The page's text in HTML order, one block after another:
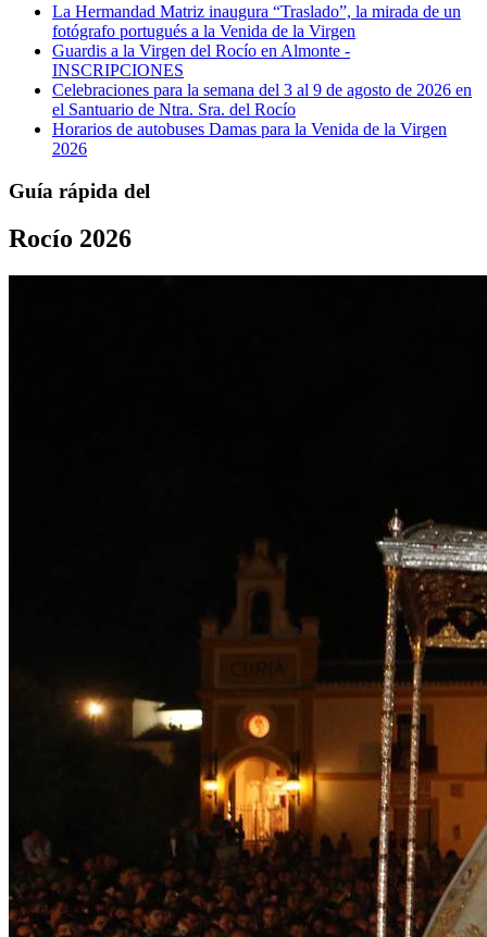
La Hermandad Matriz inaugura “Traslado”, la mirada de un
fotógrafo portugués a la Venida de la Virgen
Guardis a la Virgen del Rocío en Almonte -
INSCRIPCIONES
Celebraciones para la semana del 3 al 9 de agosto de 2026 en
el Santuario de Ntra. Sra. del Rocío
Horarios de autobuses Damas para la Venida de la Virgen
2026
Guía rápida del
Rocío 2026